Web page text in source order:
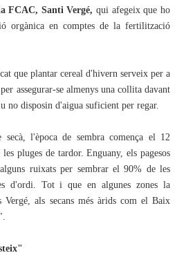
FCAC, Santi Vergé, qui afegeix que ho
orgànica en comptes de la fertilització
que plantar cereal d'hivern serveix per a
assegurar-se almenys una collita davant
no disposin d'aigua suficient per regar.
secà, l'època de sembra comença el 12
les pluges de tardor. Enguany, els pagesos
ruixats per sembrar el 90% de les
d'ordi. Tot i que en algunes zones la
Vergé, als secans més àrids com el Baix